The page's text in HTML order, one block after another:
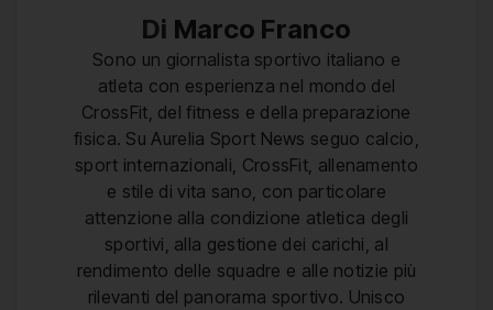
Di Marco Franco
Sono un giornalista sportivo italiano e
atleta con esperienza nel mondo del
CrossFit, del fitness e della preparazione
fisica. Su Aurelia Sport News seguo calcio,
sport internazionali, CrossFit, allenamento
e stile di vita sano, con particolare
attenzione alla condizione atletica degli
sportivi, alla gestione dei carichi, al
rendimento delle squadre e alle notizie più
rilevanti del panorama sportivo. Unisco